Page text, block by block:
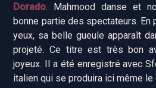
Dorado. Mahmood danse et
bonne partie des spectateurs.
yeux, sa belle gueule apparaît
projeté. Ce titre est très bon
joyeux. Il a été enregistré avec
italien qui se produira ici même le